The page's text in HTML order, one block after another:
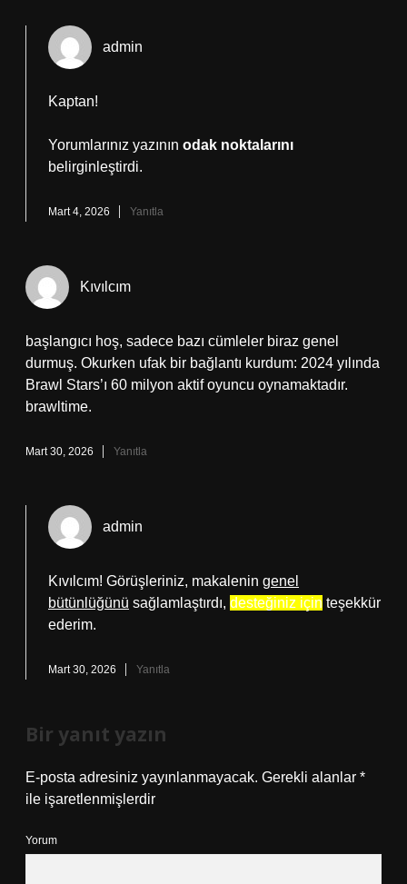
admin
Kaptan!
Yorumlarınız yazının odak noktalarını
belirginleştirdi.
Mart 4, 2026 Yanıtla
Kıvılcım
başlangıcı hoş, sadece bazı cümleler biraz genel
durmuş. Okurken ufak bir bağlantı kurdum: 2024 yılında
Brawl Stars’ı 60 milyon aktif oyuncu oynamaktadır.
brawltime.
Mart 30, 2026 Yanıtla
admin
Kıvılcım! Görüşleriniz, makalenin genel
bütünlüğünü sağlamlaştırdı, desteğiniz için teşekkür
ederim.
Mart 30, 2026 Yanıtla
Bir yanıt yazın
E-posta adresiniz yayınlanmayacak. Gerekli alanlar *
ile işaretlenmişlerdir
Yorum